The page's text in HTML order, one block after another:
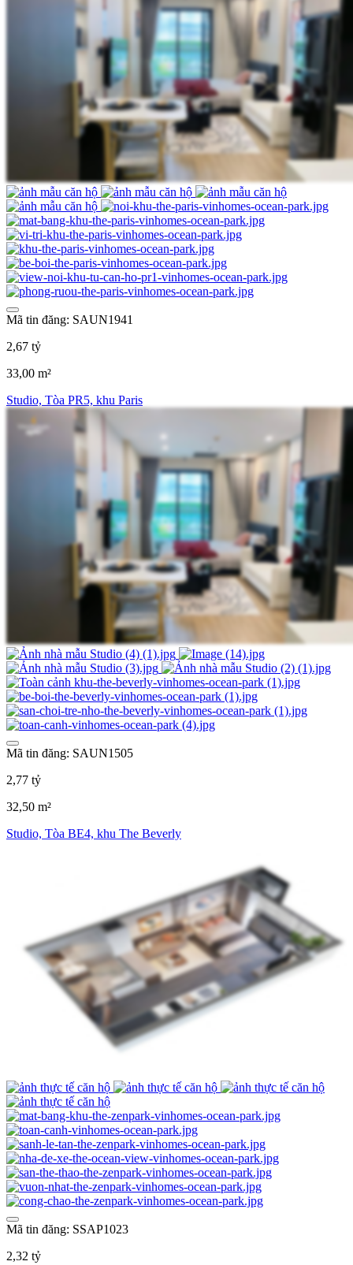
Mã tin đăng: SAUN1941
2,67 tỷ
33,00 m²
Studio, Tòa PR5, khu Paris
Mã tin đăng: SAUN1505
2,77 tỷ
32,50 m²
Studio, Tòa BE4, khu The Beverly
Mã tin đăng: SSAP1023
2,32 tỷ